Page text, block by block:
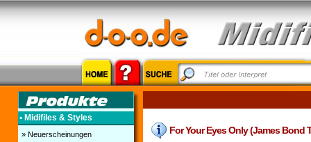
• Midifiles & Styles
» Neuerscheinungen
For Your Eyes Only (James Bond